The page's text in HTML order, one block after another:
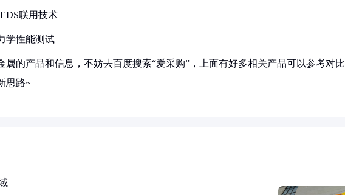
联用技术
学性能测试
属的产品和信息，不妨去百度搜索“爱采购”，上面有好多相关产品可以参考对比
思路~